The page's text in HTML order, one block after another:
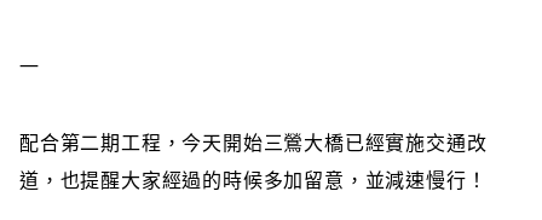
—
配合第二期工程，今天開始三鶯大橋已經實施交通改
道，也提醒大家經過的時候多加留意，並減速慢行！